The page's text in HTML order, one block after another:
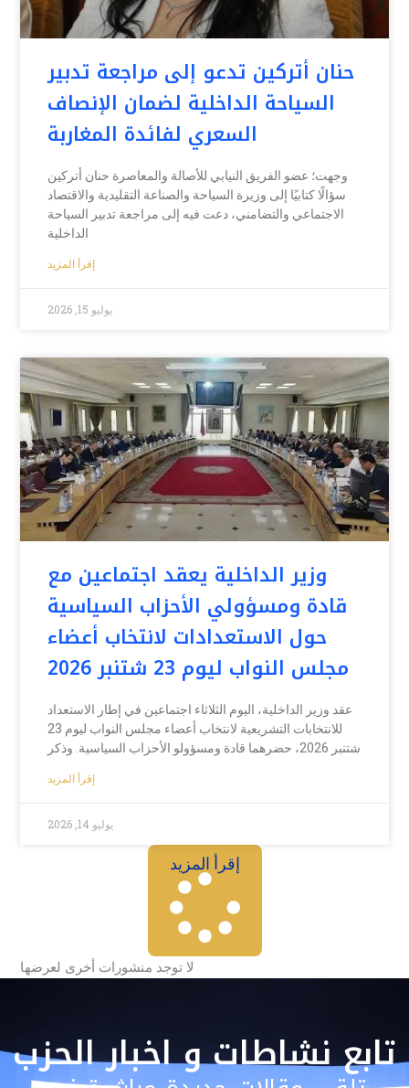
حنان أتركين تدعو إلى مراجعة تدبير
السياحة الداخلية لضمان الإنصاف
السعري لفائدة المغاربة
وجهت؛ عضو الفريق النيابي للأصالة والمعاصرة حنان أتركين
سؤالًا كتابيًا إلى وزيرة السياحة والصناعة التقليدية والاقتصاد
الاجتماعي والتضامني، دعت فيه إلى مراجعة تدبير السياحة
الداخلية
إقرأ المزيد
يوليو 15, 2026
وزير الداخلية يعقد اجتماعين مع
قادة ومسؤولي الأحزاب السياسية
حول الاستعدادات لانتخاب أعضاء
مجلس النواب ليوم 23 شتنبر 2026
عقد وزير الداخلية، اليوم الثلاثاء اجتماعين في إطار الاستعداد
للانتخابات التشريعية لانتخاب أعضاء مجلس النواب ليوم 23
شتنبر 2026، حضرهما قادة ومسؤولو الأحزاب السياسية. وذكر
إقرأ المزيد
يوليو 14, 2026
إقرأ المزيد
لا توجد منشورات أخرى لعرضها
تابع نشاطات و اخبار الحزب